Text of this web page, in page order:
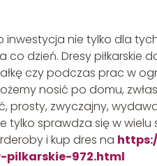
inwestycja nie tylko dla
co dzień. Dresy piłkarskie
czy podczas prac w
nosić po domu,
prosty, zwyczajny,
tylko sprawdza się w
i kup dres na
pilkarskie-972.html